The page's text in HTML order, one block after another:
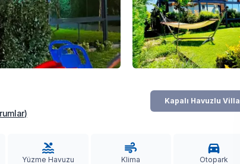
)
Kapalı Havuzlu Villa
Yüzme Havuzu Klima Otopark